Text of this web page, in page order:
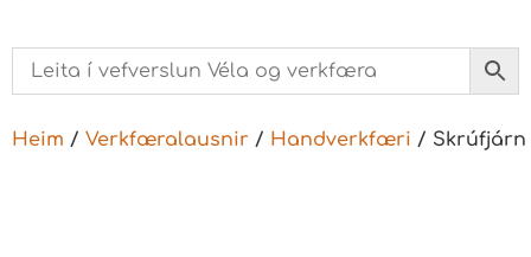
Heim / Verkfæralausnir / Handverkfæri / Skrúfjárn